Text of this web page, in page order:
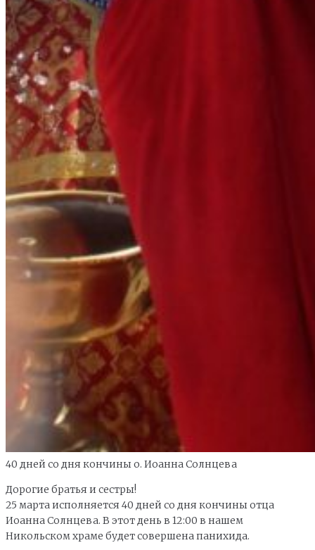
40 дней со дня кончины о. Иоанна Солнцева
Дорогие братья и сестры!
25 марта исполняется 40 дней со дня кончины отца
Иоанна Солнцева. В этот день в 12:00 в нашем
Никольском храме будет совершена панихида.